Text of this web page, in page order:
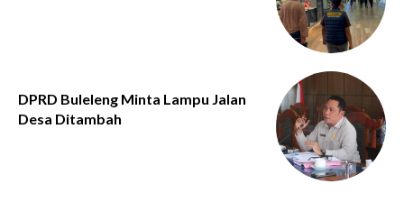
DPRD Buleleng Minta Lampu Jalan
Desa Ditambah